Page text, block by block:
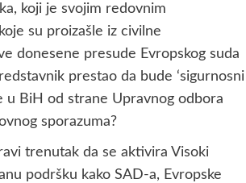
koji je svojim redovnim
su proizašle iz civilne
donesene presude Evropskog suda
prestao da bude ‘sigurnosni
u BiH od strane Upravnog odbora
sporazuma?
trenutak da se aktivira Visoki
podršku kako SAD-a, Evropske